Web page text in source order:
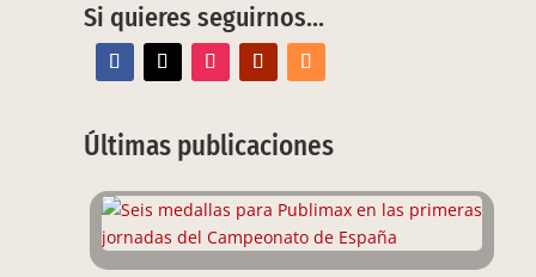
Si quieres seguirnos…
Últimas publicaciones